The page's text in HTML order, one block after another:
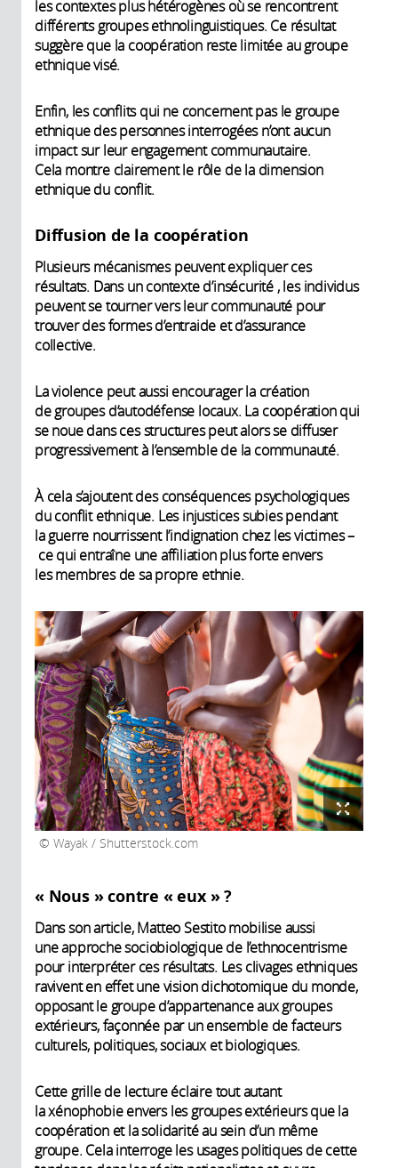
les contextes plus hétérogènes où se rencontrent
différents groupes ethnolinguistiques. Ce résultat
suggère que la coopération reste limitée au groupe
ethnique visé.
Enfin, les conflits qui ne concernent pas le groupe
ethnique des personnes interrogées n’ont aucun
impact sur leur engagement communautaire.
Cela montre clairement le rôle de la dimension
ethnique du conflit.
Diffusion de la coopération
Plusieurs mécanismes peuvent expliquer ces
résultats. Dans un contexte d’insécurité , les individus
peuvent se tourner vers leur communauté pour
trouver des formes d’entraide et d’assurance
collective.
La violence peut aussi encourager la création
de groupes d’autodéfense locaux. La coopération qui
se noue dans ces structures peut alors se diffuser
progressivement à l’ensemble de la communauté.
À cela s’ajoutent des conséquences psychologiques
du conflit ethnique. Les injustices subies pendant
la guerre nourrissent l’indignation chez les victimes –
ce qui entraîne une affiliation plus forte envers
les membres de sa propre ethnie.
Wayak / Shutterstock.com
« Nous » contre « eux » ?
Dans son article, Matteo Sestito mobilise aussi
une approche sociobiologique de l’ethnocentrisme
pour interpréter ces résultats. Les clivages ethniques
ravivent en effet une vision dichotomique du monde,
opposant le groupe d’appartenance aux groupes
extérieurs, façonnée par un ensemble de facteurs
culturels, politiques, sociaux et biologiques.
Cette grille de lecture éclaire tout autant
la xénophobie envers les groupes extérieurs que la
coopération et la solidarité au sein d’un même
groupe. Cela interroge les usages politiques de cette